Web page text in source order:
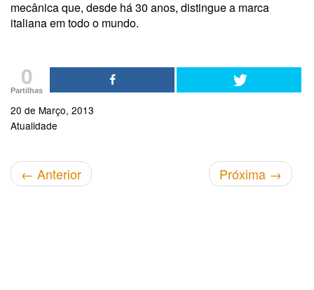
mecânica que, desde há 30 anos, distingue a marca
italiana em todo o mundo.
0
Partilhas
20 de Março, 2013
Atualidade
← Anterior Próxima →